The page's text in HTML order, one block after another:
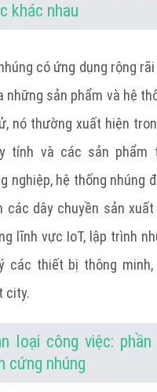
khác nhau
có ứng dụng rộng
những sản phẩm và hệ
nó thường xuất hiện
tính và các sản phẩm
nghiệp, hệ thống nhúng
các dây chuyền sản
lĩnh vực IoT, lập trình
các thiết bị thông
city.
loại công việc: phần
cứng nhúng